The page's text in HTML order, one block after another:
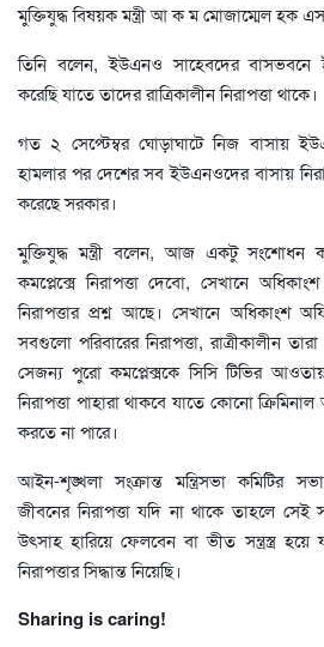
মুক্তিযুদ্ধ বিষয়ক মন্ত্রী আ ক ম মোজাম্মেল হক
তিনি বলেন, ইউএনও সাহেবদের
করেছি যাতে তাদের রাত্রিকালীন নিরাপত্তা থাকে।
গত ২ সেপ্টেম্বর ঘোড়াঘাটে নিজ বাসায়
হামলার পর দেশের সব ইউএনওদের বাসায়
করেছে সরকার।
মুক্তিযুদ্ধ মন্ত্রী বলেন, আজ একটু সংশোধন
কমপ্লেক্সে নিরাপত্তা দেবো, সেখানে
নিরাপত্তার প্রশ্ন আছে। সেখানে অধিকাংশ
সবগুলো পরিবারের নিরাপত্তা, রাত্রীকালীন
সেজন্য পুরো কমপ্লেক্সকে সিসি টিভির
নিরাপত্তা পাহারা থাকবে যাতে কোনো
করতে না পারে।
আইন-শৃঙ্খলা সংক্রান্ত মন্ত্রিসভা কমিটির
জীবনের নিরাপত্তা যদি না থাকে তাহলে সেই
উৎসাহ হারিয়ে ফেলবেন বা ভীত সন্ত্রস্ত্র
নিরাপত্তার সিদ্ধান্ত নিয়েছি।
Sharing is caring!